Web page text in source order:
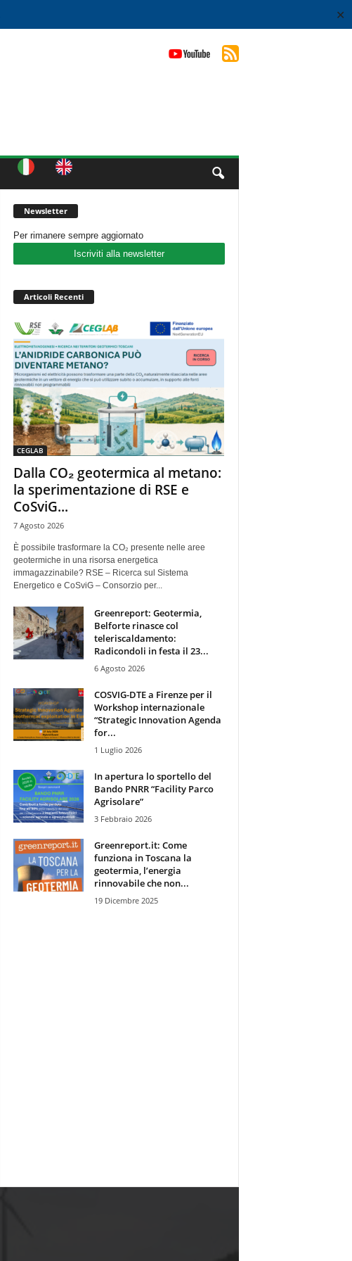
✕
Newsletter
Per rimanere sempre aggiornato
Iscriviti alla newsletter
Articoli Recenti
CEGLAB
Dalla CO₂ geotermica al metano:
la sperimentazione di RSE e
CoSviG...
7 Agosto 2026
È possibile trasformare la CO₂ presente nelle aree
geotermiche in una risorsa energetica
immagazzinabile? RSE – Ricerca sul Sistema
Energetico e CoSviG – Consorzio per...
Greenreport: Geotermia,
Belforte rinasce col
teleriscaldamento:
Radicondoli in festa il 23...
6 Agosto 2026
COSVIG-DTE a Firenze per il
Workshop internazionale
“Strategic Innovation Agenda
for...
1 Luglio 2026
In apertura lo sportello del
Bando PNRR “Facility Parco
Agrisolare”
3 Febbraio 2026
Greenreport.it: Come
funziona in Toscana la
geotermia, l’energia
rinnovabile che non...
19 Dicembre 2025